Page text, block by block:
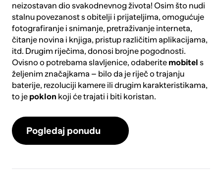
neizostavan dio svakodnevnog života! Osim što nudi
stalnu povezanost s obitelji i prijateljima, omogućuje
fotografiranje i snimanje, pretraživanje interneta,
čitanje novina i knjiga, pristup različitim aplikacijama,
itd. Drugim riječima, donosi brojne pogodnosti.
Ovisno o potrebama slavljenice, odaberite mobitel s
željenim značajkama – bilo da je riječ o trajanju
baterije, rezoluciji kamere ili drugim karakteristikama,
to je poklon koji će trajati i biti koristan.
Pogledaj ponudu